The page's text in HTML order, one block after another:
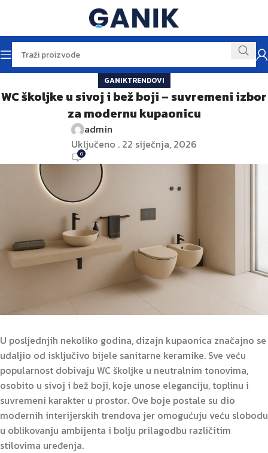
GANIKTRENDOVI
WC školjke u sivoj i bež boji – suvremeni izbor
za modernu kupaonicu
admin
Uključeno . 22 siječnja, 2026
0
U posljednjih nekoliko godina, dizajn kupaonica značajno se
udaljio od isključivo bijele sanitarne keramike. Sve veću
popularnost dobivaju WC školjke u neutralnim tonovima,
osobito u sivoj i bež boji, koje unose eleganciju, toplinu i
suvremeni karakter u prostor. Ove boje postale su dio
modernih interijerskih trendova jer omogućuju veću slobodu
u oblikovanju ambijenta i bolju prilagodbu različitim
stilovima uređenja.